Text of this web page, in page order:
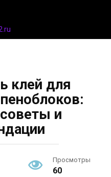
клей для
и
Просмотры
60